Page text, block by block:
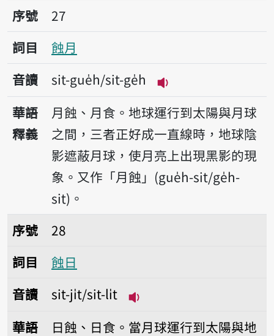
序號27蝕月
序號
27
詞目
蝕月
音讀
sit-gue̍h/sit-ge̍h
播放音讀sit-gue̍h/
華語
釋義
月蝕、月食。地球運行到太陽與月球
之間，三者正好成一直線時，地球陰
影遮蔽月球，使月亮上出現黑影的現
象。又作「月蝕」(gue̍h-sit/ge̍h-
sit)。
序號28蝕日
序號
28
詞目
蝕日
音讀
sit-ji̍t/sit-li̍t
華語 日蝕、日食。當月球運行到太陽與地